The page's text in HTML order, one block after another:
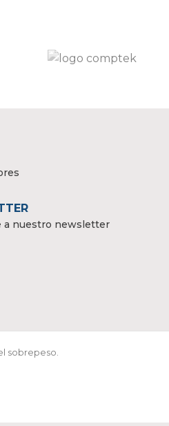
a nuestro newsletter
sobrepeso.